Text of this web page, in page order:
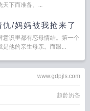
天下而准备。...
/妈妈被我抢来了
识里都有恋母情结。第一个
是他的亲生母亲。而跟...
www.gdpjls.com
超龄奶爸